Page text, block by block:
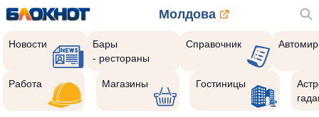
Молдова
Новости
Бары
- рестораны
Справочник Автомир
Работа Магазины Гостиницы